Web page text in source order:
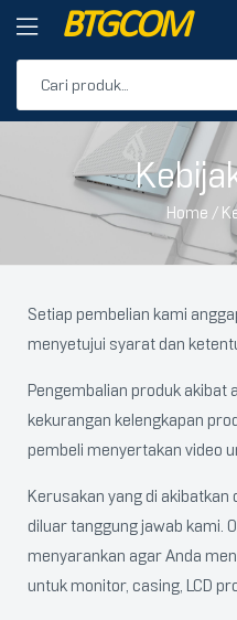
BTGCOM
PROMO
PRODUK
PRODUK TERBARU
Home /
Setiap pembelian kami
menyetujui syarat dan
Pengembalian produk akibat
kekurangan kelengkapan
pembeli menyertakan video
Kerusakan yang di
diluar tanggung jawab kami.
menyarankan agar Anda
untuk monitor, casing, LCD